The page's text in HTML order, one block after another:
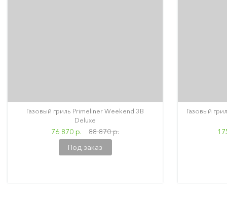
Газовый гриль Primeliner Weekend 3B
Deluxe
76 870 р.
88 870 р.
Под заказ
Газовый